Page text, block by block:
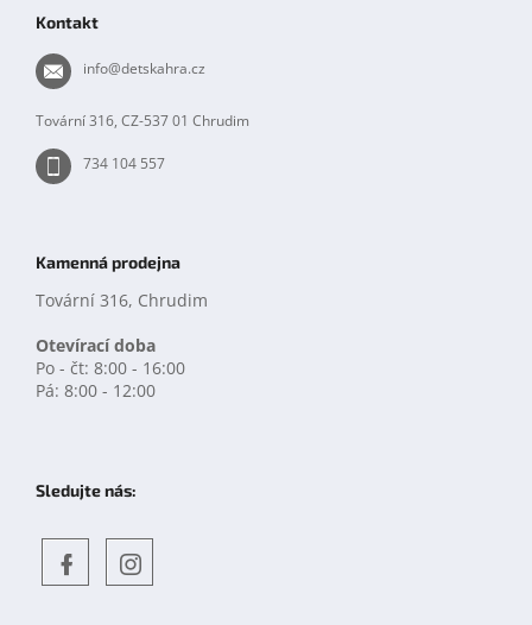
Kontakt
info@detskahra.cz
Tovární 316, CZ-537 01 Chrudim
734 104 557
Kamenná prodejna
Tovární 316, Chrudim
Otevírací doba
Po - čt: 8:00 - 16:00
Pá: 8:00 - 12:00
Sledujte nás: